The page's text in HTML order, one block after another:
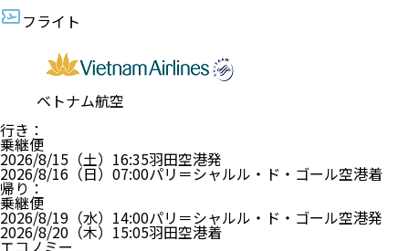
フライト
ベトナム航空
行き ：
乗継便
2026/8/15（土） 16:35羽田空港発
2026/8/16（日） 07:00パリ＝シャルル・ド・ゴール空港着
帰り ：
乗継便
2026/8/19（水） 14:00パリ＝シャルル・ド・ゴール空港発
2026/8/20（木） 15:05羽田空港着
エコノミー